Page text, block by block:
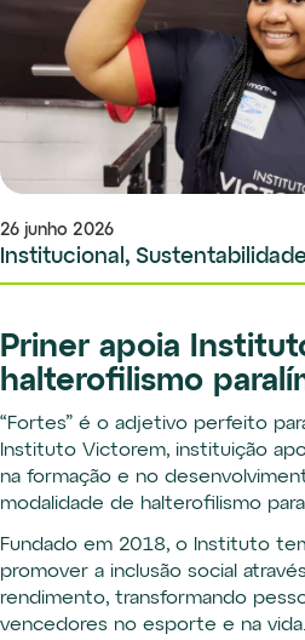
26 junho 2026
Institucional,
Priner apoia
halterofilismo
“Fortes” é o adjetivo perfeito
Instituto Victorem, instituição
na formação e no
modalidade de halterofilismo
Fundado em 2018, o Instituto
promover a inclusão social
rendimento, transformando
vencedores no esporte e na vida.